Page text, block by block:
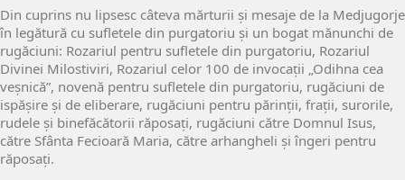
Din cuprins nu lipsesc câteva mărturii și mesaje de la Medjugorje
în legătură cu sufletele din purgatoriu și un bogat mănunchi de
rugăciuni: Rozariul pentru sufletele din purgatoriu, Rozariul
Divinei Milostiviri, Rozariul celor 100 de invocații „Odihna cea
veșnică”, novenă pentru sufletele din purgatoriu, rugăciuni de
ispășire și de eliberare, rugăciuni pentru părinții, frații, surorile,
rudele și binefăcătorii răposați, rugăciuni către Domnul Isus,
către Sfânta Fecioară Maria, către arhangheli și îngeri pentru
răposați.